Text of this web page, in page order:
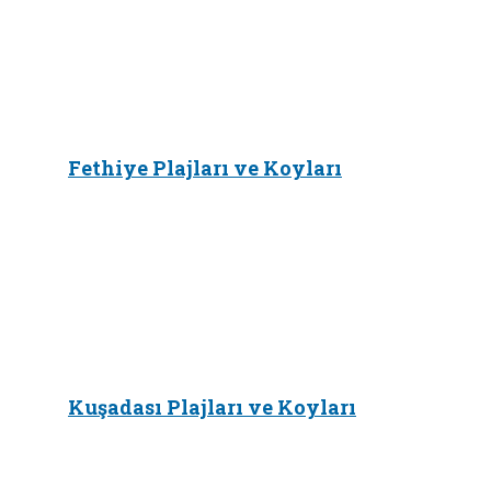
Fethiye Plajları ve Koyları
Kuşadası Plajları ve Koyları